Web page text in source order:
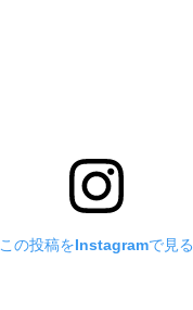
この投稿をInstagramで見る